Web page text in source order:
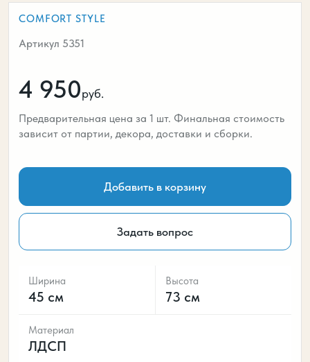
COMFORT STYLE
Артикул 5351
4 950руб.
Предварительная цена за 1 шт. Финальная стоимость
зависит от партии, декора, доставки и сборки.
Добавить в корзину
Задать вопрос
Ширина
45 см
Высота
73 см
Материал
ЛДСП